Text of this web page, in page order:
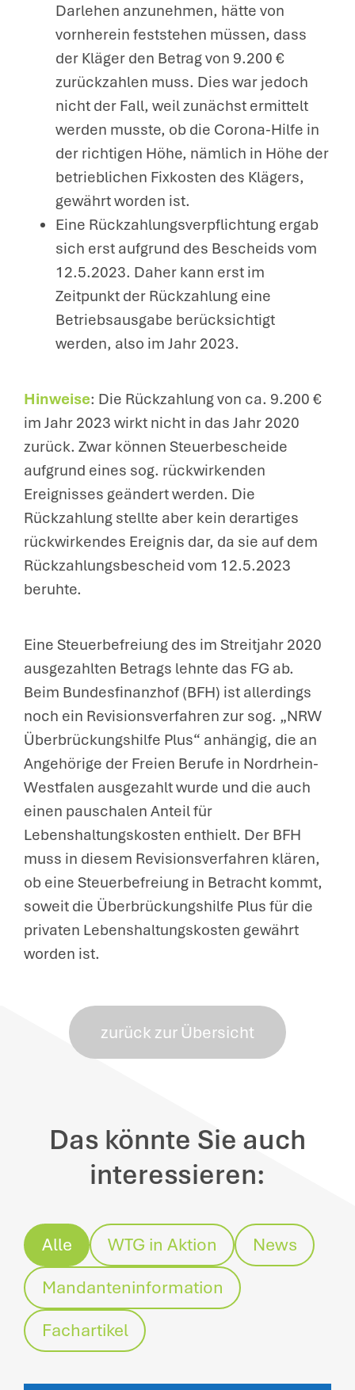
Darlehen anzunehmen, hätte von
vornherein feststehen müssen, dass
der Kläger den Betrag von 9.200 €
zurückzahlen muss. Dies war jedoch
nicht der Fall, weil zunächst ermittelt
werden musste, ob die Corona-Hilfe in
der richtigen Höhe, nämlich in Höhe der
betrieblichen Fixkosten des Klägers,
gewährt worden ist.
Eine Rückzahlungsverpflichtung ergab
sich erst aufgrund des Bescheids vom
12.5.2023. Daher kann erst im
Zeitpunkt der Rückzahlung eine
Betriebsausgabe berücksichtigt
werden, also im Jahr 2023.
Hinweise: Die Rückzahlung von ca. 9.200 €
im Jahr 2023 wirkt nicht in das Jahr 2020
zurück. Zwar können Steuerbescheide
aufgrund eines sog. rückwirkenden
Ereignisses geändert werden. Die
Rückzahlung stellte aber kein derartiges
rückwirkendes Ereignis dar, da sie auf dem
Rückzahlungsbescheid vom 12.5.2023
beruhte.
Eine Steuerbefreiung des im Streitjahr 2020
ausgezahlten Betrags lehnte das FG ab.
Beim Bundesfinanzhof (BFH) ist allerdings
noch ein Revisionsverfahren zur sog. „NRW
Überbrückungshilfe Plus“ anhängig, die an
Angehörige der Freien Berufe in Nordrhein-
Westfalen ausgezahlt wurde und die auch
einen pauschalen Anteil für
Lebenshaltungskosten enthielt. Der BFH
muss in diesem Revisionsverfahren klären,
ob eine Steuerbefreiung in Betracht kommt,
soweit die Überbrückungshilfe Plus für die
privaten Lebenshaltungskosten gewährt
worden ist.
zurück zur Übersicht
Das könnte Sie auch
interessieren:
Alle WTG in Aktion
News
Mandanteninformation
Fachartikel